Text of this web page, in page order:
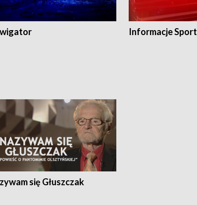
Informacje Sport
się Głuszczak